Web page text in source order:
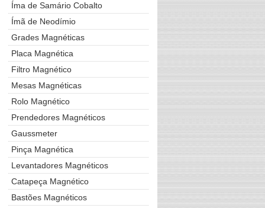
Íma de Samário Cobalto
Ímã de Neodímio
Grades Magnéticas
Placa Magnética
Filtro Magnético
Mesas Magnéticas
Rolo Magnético
Prendedores Magnéticos
Gaussmeter
Pinça Magnética
Levantadores Magnéticos
Catapeça Magnético
Bastões Magnéticos